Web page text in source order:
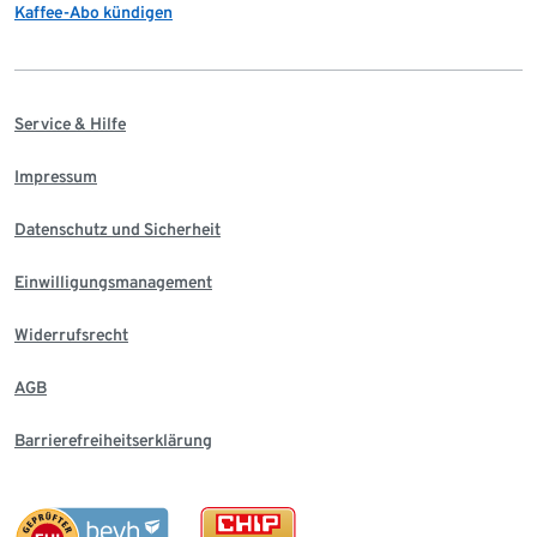
Kaffee-Abo kündigen
Service & Hilfe
Impressum
Datenschutz und Sicherheit
Einwilligungsmanagement
Widerrufsrecht
AGB
Barrierefreiheitserklärung